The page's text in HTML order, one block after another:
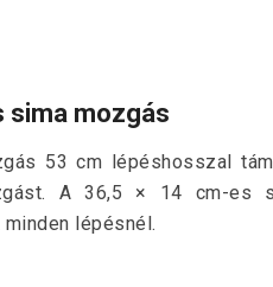
sima mozgás
53 cm lépéshosszal
A 36,5 × 14 cm-es
lépésnél.